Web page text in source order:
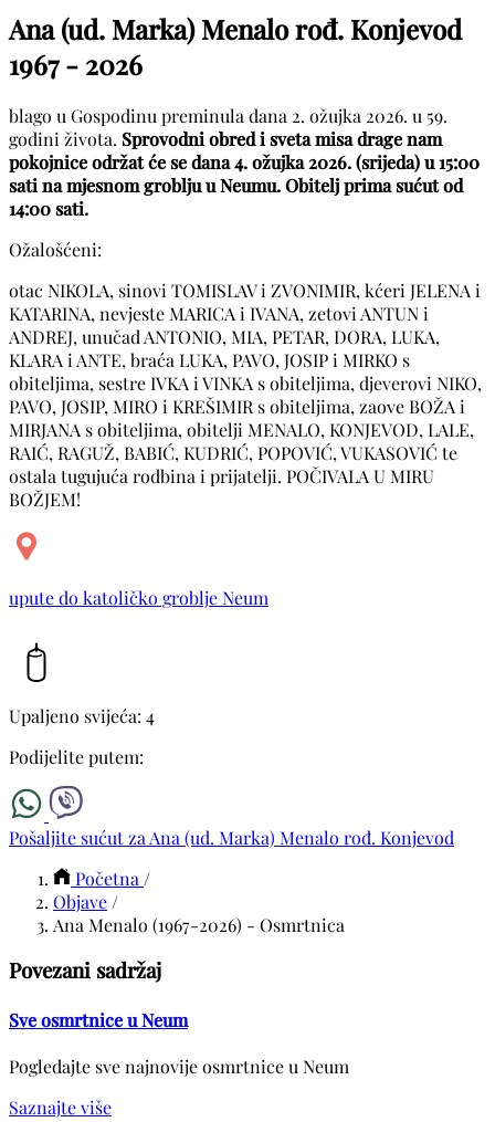
Ana (ud. Marka) Menalo rođ. Konjevod
1967 - 2026
blago u Gospodinu preminula dana 2. ožujka 2026. u 59.
godini života. Sprovodni obred i sveta misa drage nam
pokojnice održat će se dana 4. ožujka 2026. (srijeda) u 15:00
sati na mjesnom groblju u Neumu. Obitelj prima sućut od
14:00 sati.
Ožalošćeni:
otac NIKOLA, sinovi TOMISLAV i ZVONIMIR, kćeri JELENA i
KATARINA, nevjeste MARICA i IVANA, zetovi ANTUN i
ANDREJ, unučad ANTONIO, MIA, PETAR, DORA, LUKA,
KLARA i ANTE, braća LUKA, PAVO, JOSIP i MIRKO s
obiteljima, sestre IVKA i VINKA s obiteljima, djeverovi NIKO,
PAVO, JOSIP, MIRO i KREŠIMIR s obiteljima, zaove BOŽA i
MIRJANA s obiteljima, obitelji MENALO, KONJEVOD, LALE,
RAIĆ, RAGUŽ, BABIĆ, KUDRIĆ, POPOVIĆ, VUKASOVIĆ te
ostala tugujuća rodbina i prijatelji. POČIVALA U MIRU
BOŽJEM!
upute do katoličko groblje Neum
Upaljeno svijeća: 4
Podijelite putem:
Pošaljite sućut za Ana (ud. Marka) Menalo rođ. Konjevod
Početna /
Objave /
Ana Menalo (1967-2026) - Osmrtnica
Povezani sadržaj
Sve osmrtnice u Neum
Pogledajte sve najnovije osmrtnice u Neum
Saznajte više